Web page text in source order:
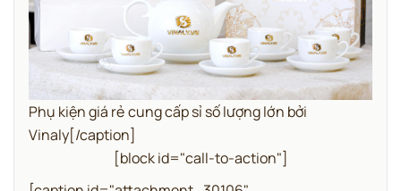
Phụ kiện giá rẻ cung cấp sỉ số lượng lớn bởi
Vinaly[/caption]
[block id="call-to-action"]